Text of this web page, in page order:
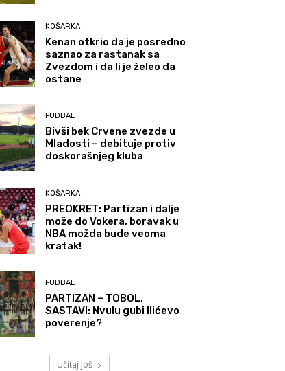
KOŠARKA
Kenan otkrio da je posredno
saznao za rastanak sa
Zvezdom i da li je želeo da
ostane
FUDBAL
Bivši bek Crvene zvezde u
Mladosti – debituje protiv
doskorašnjeg kluba
KOŠARKA
PREOKRET: Partizan i dalje
može do Vokera, boravak u
NBA možda bude veoma
kratak!
FUDBAL
PARTIZAN – TOBOL,
SASTAVI: Nvulu gubi Ilićevo
poverenje?
Učitaj još